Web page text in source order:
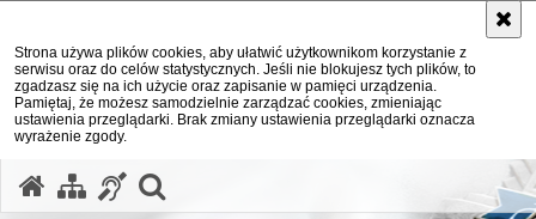
Strona używa plików cookies, aby ułatwić użytkownikom korzystanie z
serwisu oraz do celów statystycznych. Jeśli nie blokujesz tych plików, to
zgadzasz się na ich użycie oraz zapisanie w pamięci urządzenia.
Pamiętaj, że możesz samodzielnie zarządzać cookies, zmieniając
ustawienia przeglądarki. Brak zmiany ustawienia przeglądarki oznacza
wyrażenie zgody.